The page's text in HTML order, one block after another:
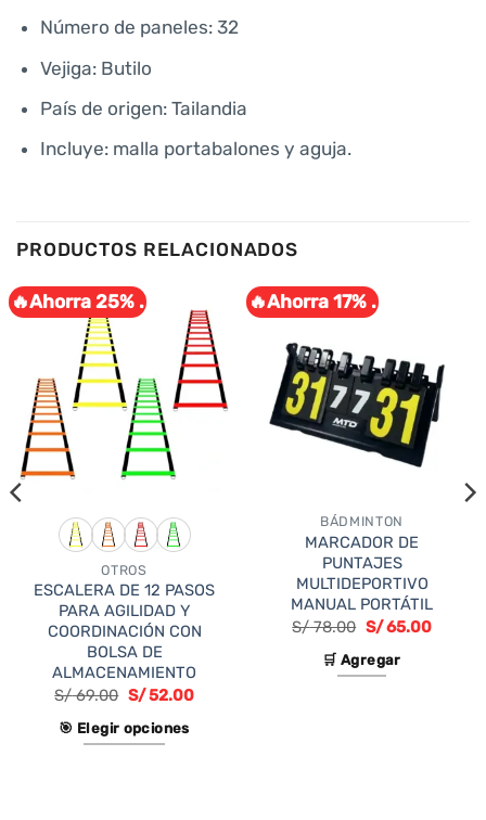
Número de paneles: 32
Vejiga: Butilo
País de origen: Tailandia
Incluye: malla portabalones y aguja.
PRODUCTOS RELACIONADOS
🔥Ahorra 25% .
OTROS
ESCALERA DE 12 PASOS
PARA AGILIDAD Y
COORDINACIÓN CON
BOLSA DE
ALMACENAMIENTO
S/69.00 S/52.00
🎯 Elegir opciones
🔥Ahorra 17% .
BÁDMINTON
MARCADOR DE
PUNTAJES
MULTIDEPORTIVO
MANUAL PORTÁTIL
S/78.00 El
precio
original
era:
S/65.00El
🛒 Agregar